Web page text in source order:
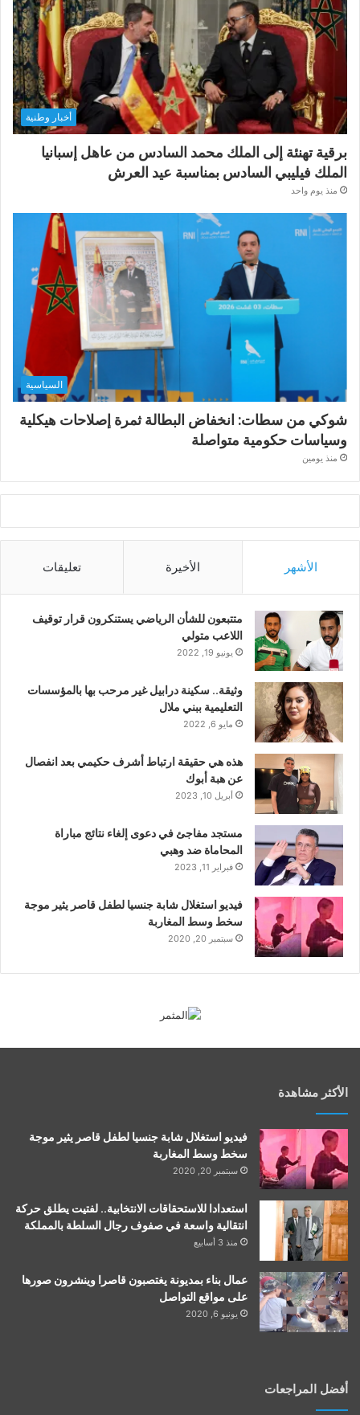
أخبار وطنية
برقية تهنئة إلى الملك محمد السادس من عاهل إسبانيا
الملك فيليبي السادس بمناسبة عيد العرش
منذ يوم واحد
السياسية
شوكي من سطات: انخفاض البطالة ثمرة إصلاحات هيكلية
وسياسات حكومية متواصلة
منذ يومين
الأشهر الأخيرة تعليقات
متتبعون للشأن الرياضي يستنكرون قرار توقيف
اللاعب متولي
يونيو 19, 2022
وثيقة.. سكينة درابيل غير مرحب بها بالمؤسسات
التعليمية ببني ملال
مايو 6, 2022
هذه هي حقيقة ارتباط أشرف حكيمي بعد انفصال
عن هبة أبوك
أبريل 10, 2023
مستجد مفاجئ في دعوى إلغاء نتائج مباراة
المحاماة ضد وهبي
فبراير 11, 2023
فيديو استغلال شابة جنسيا لطفل قاصر يثير موجة
سخط وسط المغاربة
سبتمبر 20, 2020
الأكثر مشاهدة
فيديو استغلال شابة جنسيا لطفل قاصر يثير موجة
سخط وسط المغاربة
سبتمبر 20, 2020
استعدادا للاستحقاقات الانتخابية.. لفتيت يطلق حركة
انتقالية واسعة في صفوف رجال السلطة بالمملكة
منذ 3 أسابيع
عمال بناء بمديونة يغتصبون قاصرا وينشرون صورها
على مواقع التواصل
يونيو 6, 2020
أفضل المراجعات